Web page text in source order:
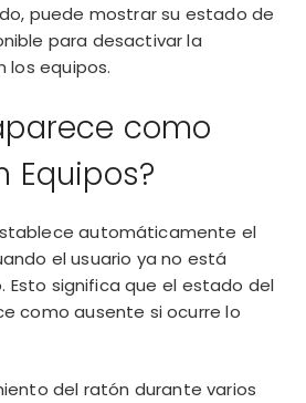
puede mostrar su estado de
para desactivar la
los equipos.
como
Equipos?
automáticamente el
el usuario ya no está
Esto significa que el estado del
como ausente si ocurre lo
del ratón durante varios